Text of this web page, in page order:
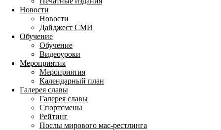
Новости
Новости
Дайджест СМИ
Обучение
Обучение
Видеоуроки
Мероприятия
Мероприятия
Календарный план
Галерея славы
Галерея славы
Спортсмены
Рейтинг
Послы мирового мас-рестлинга